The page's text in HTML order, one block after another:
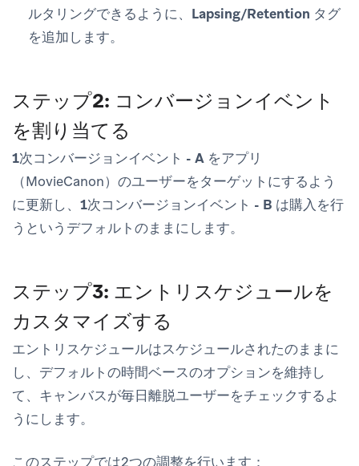
ルタリングできるように、 Lapsing/Retention タグ
を追加します。
ステップ2: コンバージョンイベント
を割り当てる
1次コンバージョンイベント - A をアプリ
（MovieCanon）のユーザーをターゲットにするよう
に更新し、 1次コンバージョンイベント - B は購入を行
うというデフォルトのままにします。
ステップ3: エントリスケジュールを
カスタマイズする
エントリスケジュールはスケジュールされたのままに
し、デフォルトの時間ベースのオプションを維持し
て、キャンバスが毎日離脱ユーザーをチェックするよ
うにします。
このステップでは2つの調整を行います：